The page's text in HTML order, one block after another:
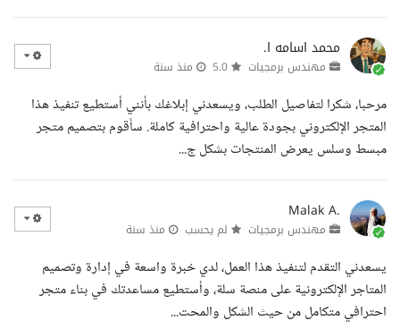
محمد اسامه ا.
مهندس برمجيات منذ سنة
مرحبا، شكرا لتفاصيل الطلب، ويسعدني إبلاغك بأنني أستطيع تنفيذ هذا
المتجر الإلكتروني بجودة عالية واحترافية كاملة. سأقوم بتصميم متجر
مبسط وسلس يعرض المنتجات بشكل ج...
Malak A.
مهندس برمجيات لم يحسب منذ سنة
يسعدني التقدم لتنفيذ هذا العمل، لدي خبرة واسعة في إدارة وتصميم
المتاجر الإلكترونية على منصة سلة، وأستطيع مساعدتك في بناء متجر
احترافي متكامل من حيث الشكل والمحت...